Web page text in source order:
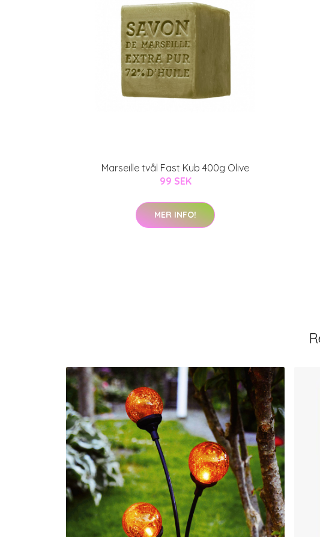
Marseille tvål Fast Kub 400g Olive
99 SEK
MER INFO!